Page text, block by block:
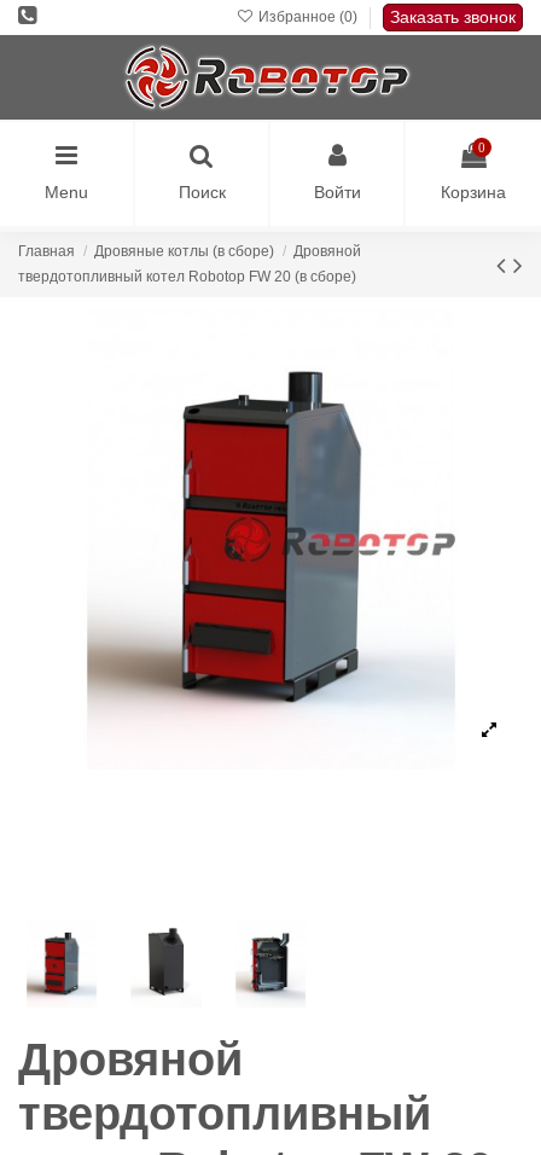
Избранное (0) Заказать звонок
Menu Поиск Войти
0
Корзина
Главная Дровяные котлы (в сборе)
Дровяной
твердотопливный котел Robotop FW 20 (в сборе)
Дровяной
твердотопливный